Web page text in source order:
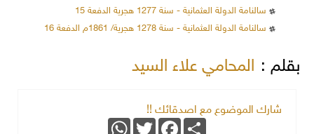
سالنامة الدولة العثمانية - سنة 1277 هجرية الدفعة 15
سالنامة الدولة العثمانية - سنة 1278 هجرية/ 1861م الدفعة 16
بقلم : المحامي علاء السيد
شارك الموضوع مع اصدقائك !!
Share
Facebook
Twitter
WhatsApp